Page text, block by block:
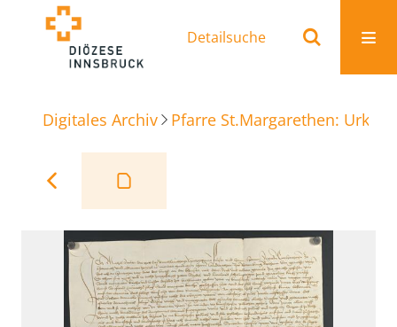
Detailsuche
Digitales Archiv Pfarre St.Margarethen: